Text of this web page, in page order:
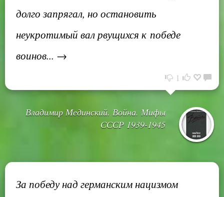
долго запрягал, но остановить
неукротимый вал рвущихся к победе
воинов... →
1
Владимир Мединский. Война. Мифы
СССР 1939-1945
За победу над германским нацизмом